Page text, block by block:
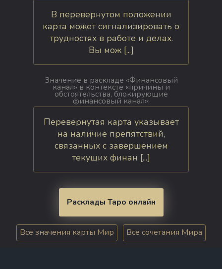
В перевернутом положении
карта может сигнализировать о
трудностях в работе и делах.
Вы мож [...]
Значение в раскладе «Финансовый
канал» в контексте «причины и
обстоятельства, блокирующие
финансовый канал»:
Перевернутая карта указывает
на наличие препятствий,
связанных с завершением
текущих финан [...]
Расклады Таро онлайн
Все значения карты Мир Все сочетания Мира